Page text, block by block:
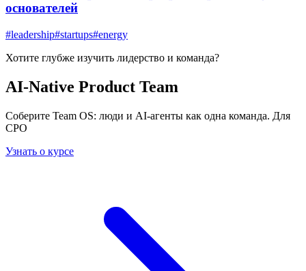
основателей
#leadership#startups#energy
Хотите глубже изучить лидерство и команда?
AI-Native Product Team
Соберите Team OS: люди и AI-агенты как одна команда. Для
CPO
Узнать о курсе